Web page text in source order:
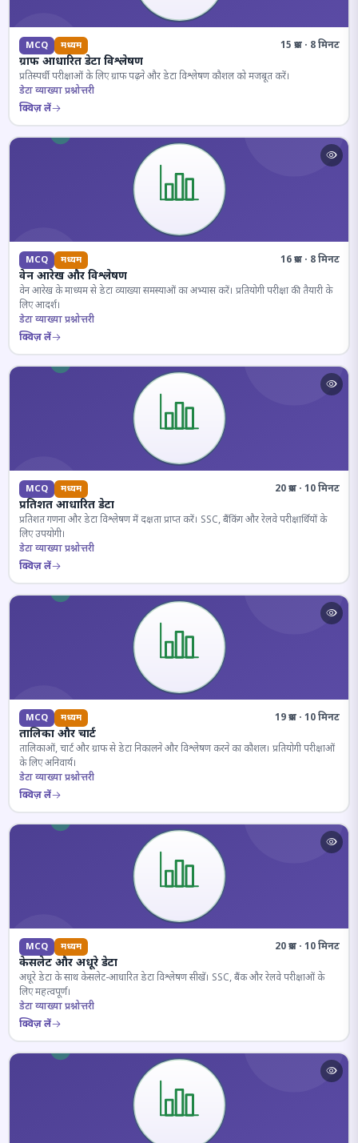
MCQ मध्यम 15 प्रश्न · 8 मिनट
ग्राफ आधारित डेटा विश्लेषण
प्रतिस्पर्धी परीक्षाओं के लिए ग्राफ पढ़ने और डेटा विश्लेषण कौशल को मजबूत करें।
डेटा व्याख्या प्रश्नोत्तरी
क्विज़ लें
MCQ मध्यम 16 प्रश्न · 8 मिनट
वेन आरेख और विश्लेषण
वेन आरेख के माध्यम से डेटा व्याख्या समस्याओं का अभ्यास करें। प्रतियोगी परीक्षा की तैयारी के
लिए आदर्श।
डेटा व्याख्या प्रश्नोत्तरी
क्विज़ लें
MCQ मध्यम 20 प्रश्न · 10 मिनट
प्रतिशत आधारित डेटा
प्रतिशत गणना और डेटा विश्लेषण में दक्षता प्राप्त करें। SSC, बैंकिंग और रेलवे परीक्षार्थियों के
लिए उपयोगी।
डेटा व्याख्या प्रश्नोत्तरी
क्विज़ लें
MCQ मध्यम 19 प्रश्न · 10 मिनट
तालिका और चार्ट
तालिकाओं, चार्ट और ग्राफ से डेटा निकालने और विश्लेषण करने का कौशल। प्रतियोगी परीक्षाओं
के लिए अनिवार्य।
डेटा व्याख्या प्रश्नोत्तरी
क्विज़ लें
MCQ मध्यम 20 प्रश्न · 10 मिनट
केसलेट और अधूरे डेटा
अधूरे डेटा के साथ केसलेट-आधारित डेटा विश्लेषण सीखें। SSC, बैंक और रेलवे परीक्षाओं के
लिए महत्वपूर्ण।
डेटा व्याख्या प्रश्नोत्तरी
क्विज़ लें